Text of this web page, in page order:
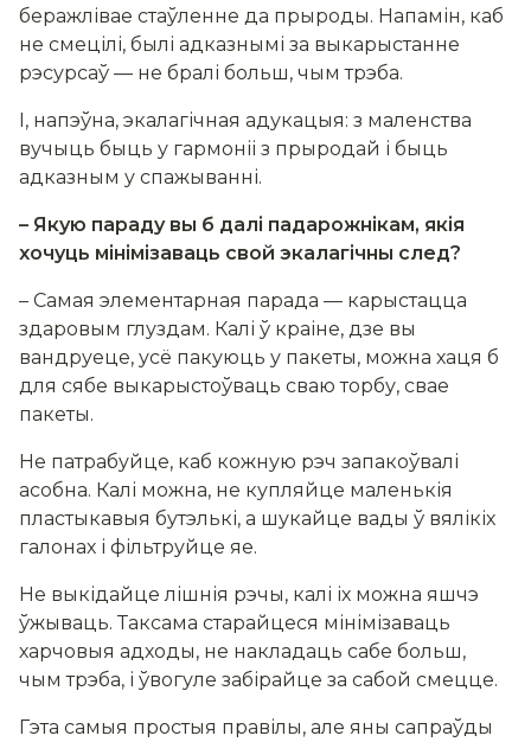
беражлівае стаўленне да прыроды. Напамін, каб
не смецілі, былі адказнымі за выкарыстанне
рэсурсаў — не бралі больш, чым трэба.
І, напэўна, экалагічная адукацыя: з маленства
вучыць быць у гармоніі з прыродай і быць
адказным у спажыванні.
– Якую параду вы б далі падарожнікам, якія
хочуць мінімізаваць свой экалагічны след?
– Самая элементарная парада — карыстацца
здаровым глуздам. Калі ў краіне, дзе вы
вандруеце, усё пакуюць у пакеты, можна хаця б
для сябе выкарыстоўваць сваю торбу, свае
пакеты.
Не патрабуйце, каб кожную рэч запакоўвалі
асобна. Калі можна, не купляйце маленькія
пластыкавыя бутэлькі, а шукайце вады ў вялікіх
галонах і фільтруйце яе.
Не выкідайце лішнія рэчы, калі іх можна яшчэ
ўжываць. Таксама старайцеся мінімізаваць
харчовыя адходы, не накладаць сабе больш,
чым трэба, і ўвогуле забірайце за сабой смецце.
Гэта самыя простыя правілы, але яны сапраўды